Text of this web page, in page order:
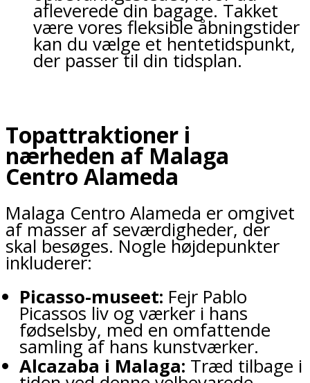
afleverede din bagage. Takket
være vores fleksible åbningstider
kan du vælge et hentetidspunkt,
der passer til din tidsplan.
Topattraktioner i
nærheden af Malaga
Centro Alameda
Malaga Centro Alameda er omgivet
af masser af seværdigheder, der
skal besøges. Nogle højdepunkter
inkluderer:
Picasso-museet: Fejr Pablo
Picassos liv og værker i hans
fødselsby, med en omfattende
samling af hans kunstværker.
Alcazaba i Malaga: Træd tilbage i